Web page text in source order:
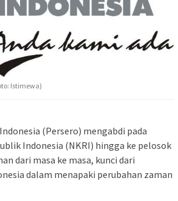
Istimewa)
(Persero) mengabdi pada
Indonesia (NKRI) hingga ke pelosok
dari masa ke masa, kunci dari
dalam menapaki perubahan zaman